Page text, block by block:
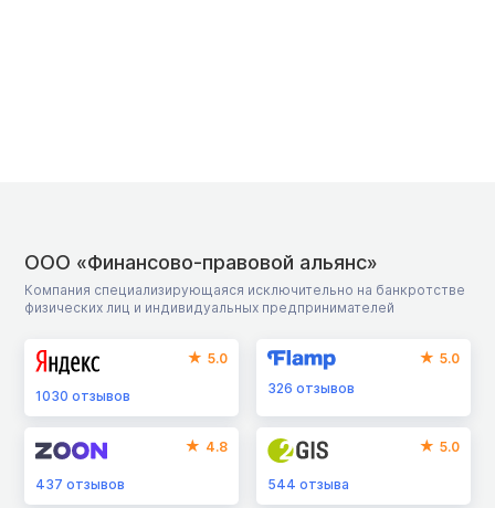
ООО «Финансово-правовой альянс»
Компания специализирующаяся исключительно на банкротстве
физических лиц и индивидуальных предпринимателей
5.0
1030 отзывов
5.0
326отзывов
4.8
437 отзывов
5.0
544отзыва